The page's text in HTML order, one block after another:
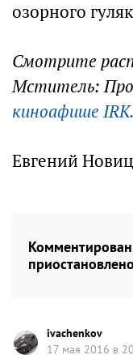
озорного
Смотрите
Мститель:
киноафише
Евгений
ivachenkov
17 мая 2016 в